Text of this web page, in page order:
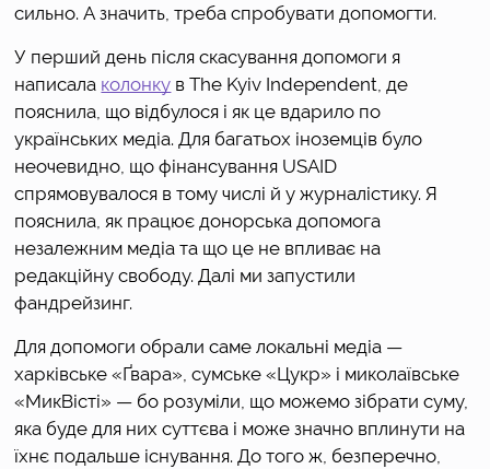
сильно. А значить, треба спробувати допомогти.
У перший день після скасування допомоги я
написала колонку в The Kyiv Independent, де
пояснила, що відбулося і як це вдарило по
українських медіа. Для багатьох іноземців було
неочевидно, що фінансування USAID
спрямовувалося в тому числі й у журналістику. Я
пояснила, як працює донорська допомога
незалежним медіа та що це не впливає на
редакційну свободу. Далі ми запустили
фандрейзинг.
Для допомоги обрали саме локальні медіа —
харківське «Ґвара», сумське «Цукр» і миколаївське
«МикВісті» — бо розуміли, що можемо зібрати суму,
яка буде для них суттєва і може значно вплинути на
їхнє подальше існування. До того ж, безперечно,